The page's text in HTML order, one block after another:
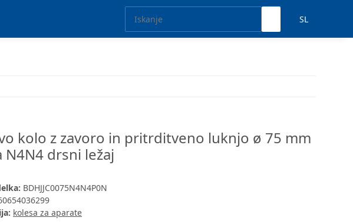
SL
kolo z zavoro in pritrditveno luknjo ø 75 mm
N4N4 drsni ležaj
BDHJJC0075N4N4P0N
kolesa za aparate